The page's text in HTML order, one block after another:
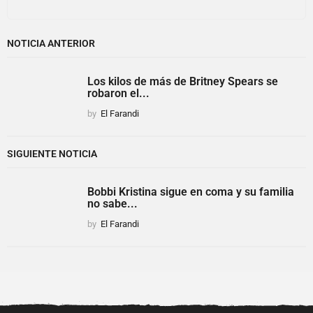
NOTICIA ANTERIOR
Los kilos de más de Britney Spears se
robaron el...
by El Farandi
SIGUIENTE NOTICIA
Bobbi Kristina sigue en coma y su familia
no sabe...
by El Farandi